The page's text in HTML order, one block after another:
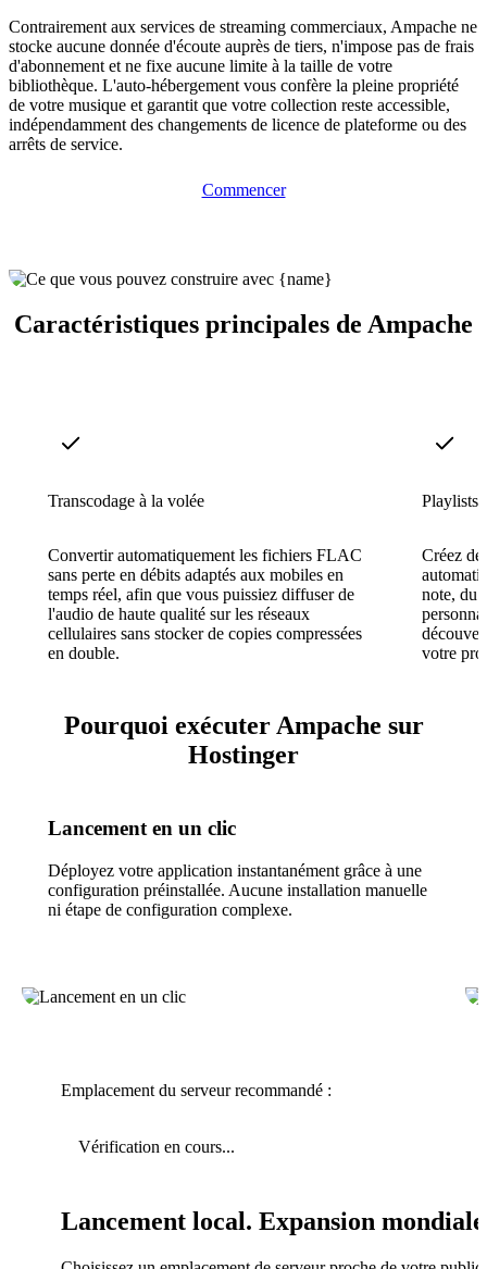
Contrairement aux services de streaming commerciaux, Ampache ne
stocke aucune donnée d'écoute auprès de tiers, n'impose pas de frais
d'abonnement et ne fixe aucune limite à la taille de votre
bibliothèque. L'auto-hébergement vous confère la pleine propriété
de votre musique et garantit que votre collection reste accessible,
indépendamment des changements de licence de plateforme ou des
arrêts de service.
Commencer
Caractéristiques principales de Ampache
Transcodage à la volée
Convertir automatiquement les fichiers FLAC
sans perte en débits adaptés aux mobiles en
temps réel, afin que vous puissiez diffuser de
l'audio de haute qualité sur les réseaux
cellulaires sans stocker de copies compressées
en double.
Playlists
Créez
note, du
votre
Pourquoi exécuter Ampache sur
Hostinger
Lancement en un clic
Déployez votre application instantanément grâce à une
configuration préinstallée. Aucune installation manuelle
ni étape de configuration complexe.
Emplacement du serveur recommandé :
Vérification en cours...
Lancement local. Expansion